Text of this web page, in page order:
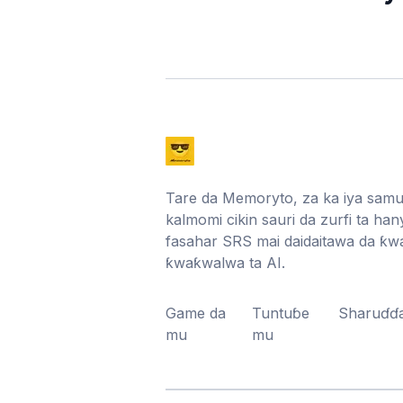
Tare da Memoryto, za ka iya
kalmomi cikin sauri da zurfi ta
fasahar SRS mai daidaitawa da
ƙwaƙwalwa ta AI.
Game da
mu
Tuntuɓe
mu